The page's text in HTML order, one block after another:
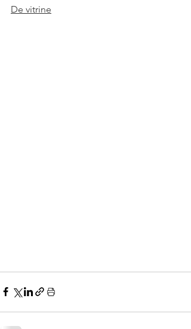
De vitrine